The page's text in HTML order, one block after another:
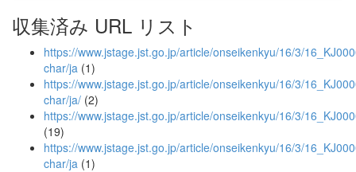
収集済み URL リスト
https://www.jstage.jst.go.jp/article/onseikenkyu/16/3/
char/ja (1)
https://www.jstage.jst.go.jp/article/onseikenkyu/16/3/
char/ja/ (2)
https://www.jstage.jst.go.jp/article/onseikenkyu/16/3/
(19)
https://www.jstage.jst.go.jp/article/onseikenkyu/16/3/
char/ja (1)